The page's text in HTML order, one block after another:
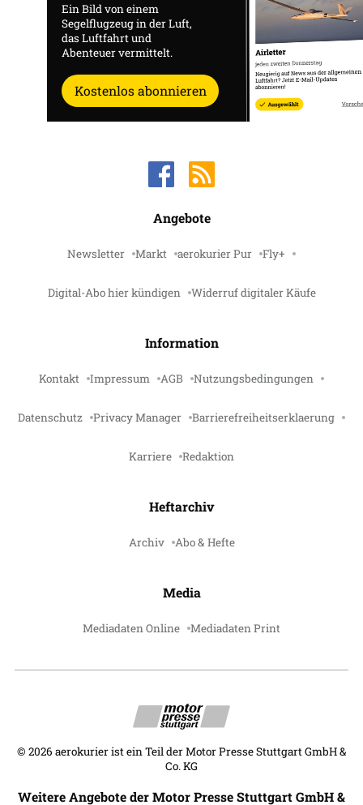
Ein Bild von einem
Segelflugzeug in der Luft,
das Luftfahrt und
Abenteuer vermittelt.
Kostenlos abonnieren
Angebote
Newsletter Markt aerokurier Pur Fly+
Digital-Abo hier kündigen Widerruf digitaler Käufe
Information
Kontakt Impressum AGB Nutzungsbedingungen
Datenschutz Privacy Manager Barrierefreiheitserklaerung
Karriere Redaktion
Heftarchiv
Archiv Abo & Hefte
Media
Mediadaten Online Mediadaten Print
© 2026 aerokurier ist ein Teil der Motor Presse Stuttgart GmbH &
Co. KG
Weitere Angebote der Motor Presse Stuttgart GmbH &